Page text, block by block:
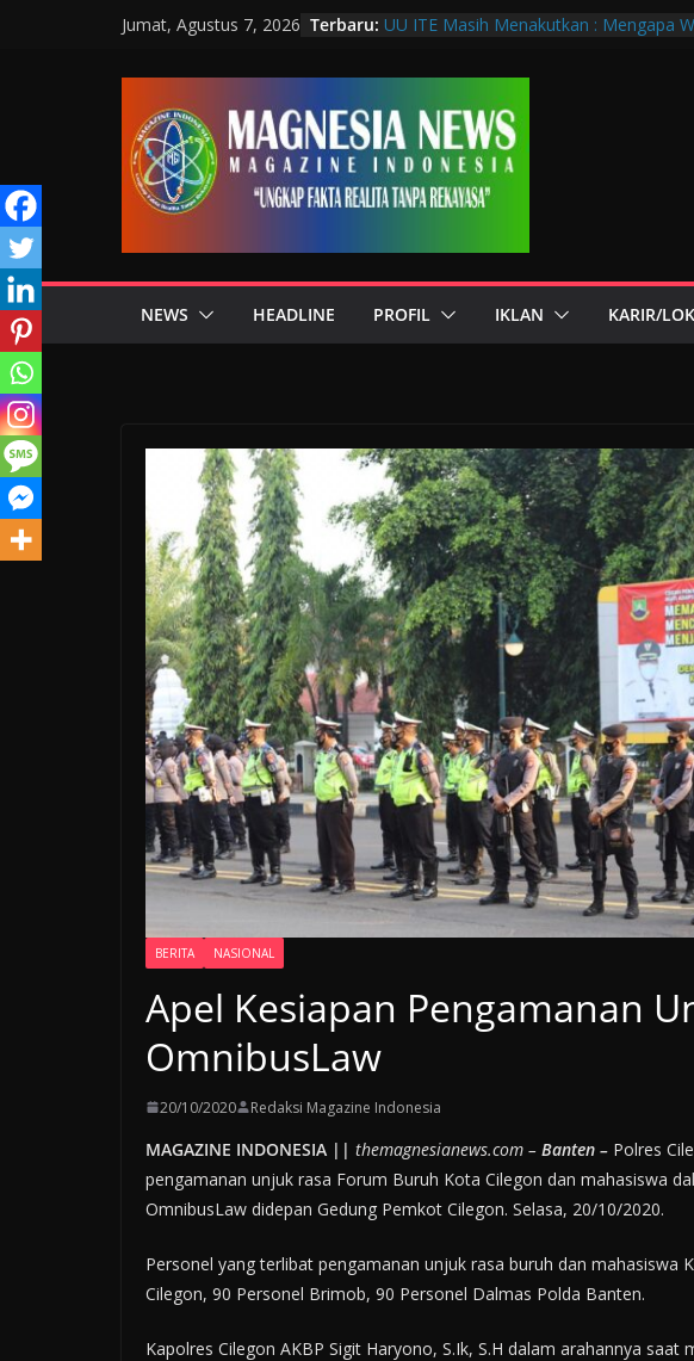
Jumat, Agustus 7, 2026 Terbaru: UU ITE Masih Menakutkan : Mengapa
Wakil Wali Kota Bandung Hadiri Muscab
Bandung, Dorong Penguatan
Mulut
Langkah Awal Deteksi Dini Penyakit,
Teknologi Laboratorium Medik
NEWS HEADLINE PROFIL IKLAN KARIR/
BERITA NASIONAL
Apel Kesiapan Pengamanan
OmnibusLaw
20/10/2020 Redaksi Magazine Indonesia
MAGAZINE INDONESIA || themagnesianews.com – Banten – Polres
pengamanan unjuk rasa Forum Buruh Kota Cilegon dan mahasiswa
OmnibusLaw didepan Gedung Pemkot Cilegon. Selasa, 20/10/2020.
Personel yang terlibat pengamanan unjuk rasa buruh dan mahasiswa
Cilegon, 90 Personel Brimob, 90 Personel Dalmas Polda Banten.
Kapolres Cilegon AKBP Sigit Haryono, S.Ik, S.H dalam arahannya